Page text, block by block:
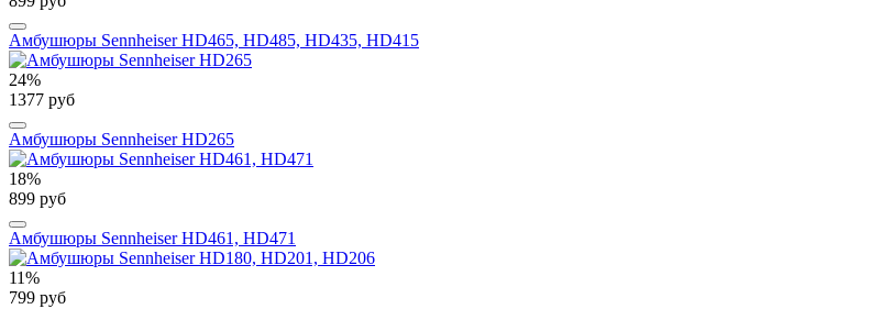
Амбушюры Sennheiser HD465, HD485, HD435, HD415
24%
1377 руб
Амбушюры Sennheiser HD265
18%
899 руб
Амбушюры Sennheiser HD461, HD471
11%
799 руб